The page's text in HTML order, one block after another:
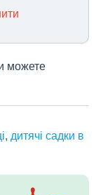
можете
, дитячі садки в